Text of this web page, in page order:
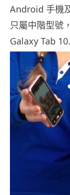
Android 手機
只屬中階型號
Galaxy Tab